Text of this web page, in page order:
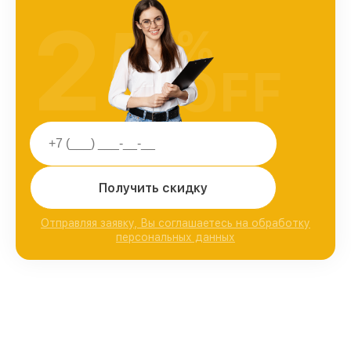
Получить скидку
Отправляя заявку, Вы соглашаетесь на обработку
персональных данных
25%
OFF